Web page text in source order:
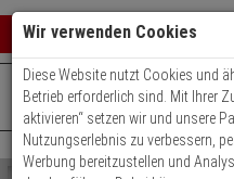
0
+49 (0)821 899 493-0Mo. - Do.:
Wir verwenden Cookies
Diese Website nutzt Cookies und
Betrieb erforderlich sind. Mit Ihrer
aktivieren“ setzen wir und unsere
Nutzungserlebnis zu verbessern,
Werbung bereitzustellen und